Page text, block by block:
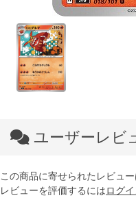
ユーザーレビ
この商品に寄せられたレビュー
レビューを評価するにはログ